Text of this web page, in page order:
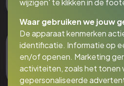
Financiële
Ga hier verder!
wijzigen' te klikken in de
Waar gebruiken we jouw
De apparaat kenmerken
identificatie. Informatie op
en/of openen. Marketing
activiteiten, zoals het tonen
gepersonaliseerde